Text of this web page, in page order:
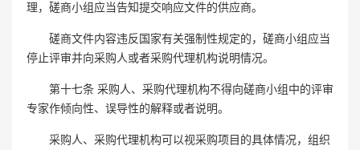
理，磋商小组应当告知提交响应文件的供应商。
磋商文件内容违反国家有关强制性规定的，磋商小组应当
停止评审并向采购人或者采购代理机构说明情况。
第十七条 采购人、采购代理机构不得向磋商小组中的评审
专家作倾向性、误导性的解释或者说明。
采购人、采购代理机构可以视采购项目的具体情况，组织